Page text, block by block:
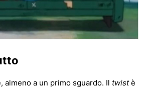
almeno a un primo sguardo. Il twistè